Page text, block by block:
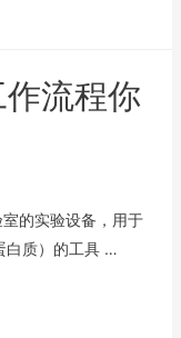
流程你
的实验设备，用于
白质）的工具 …